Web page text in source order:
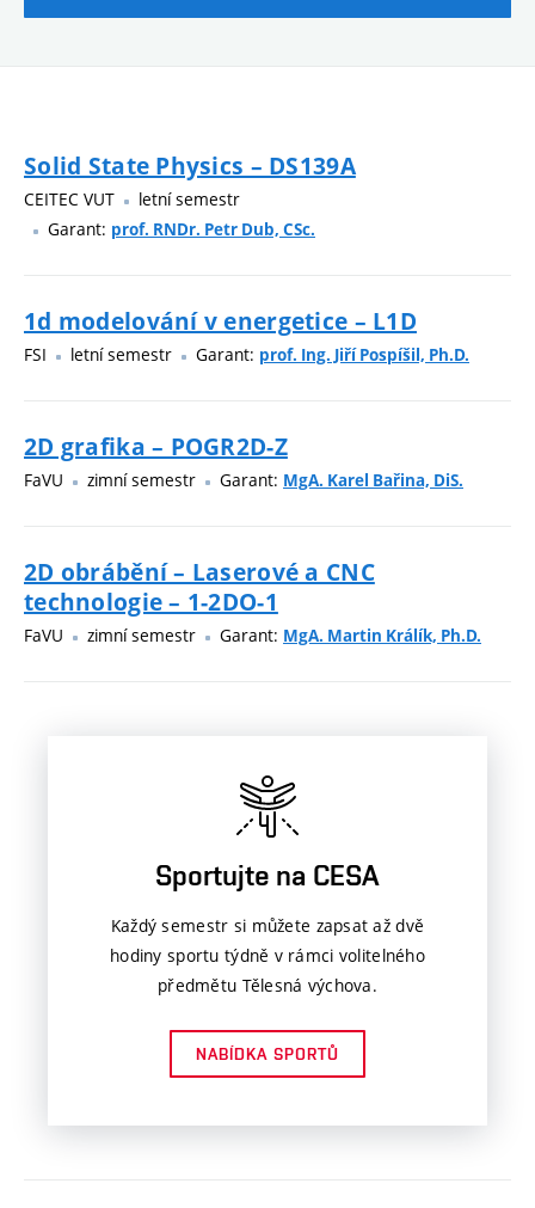
Solid State Physics – DS139A
CEITEC VUT
letní semestr
Garant: prof. RNDr. Petr Dub, CSc.
1d modelování v energetice – L1D
FSI letní semestr Garant: prof. Ing. Jiří Pospíšil, Ph.D.
2D grafika – POGR2D-Z
FaVU zimní semestr Garant: MgA. Karel Bařina, DiS.
2D obrábění – Laserové a CNC
technologie – 1-2DO-1
FaVU zimní semestr Garant: MgA. Martin Králík, Ph.D.
Sportujte na CESA
Každý semestr si můžete zapsat až dvě
hodiny sportu týdně v rámci volitelného
předmětu Tělesná výchova.
NABÍDKA SPORTŮ